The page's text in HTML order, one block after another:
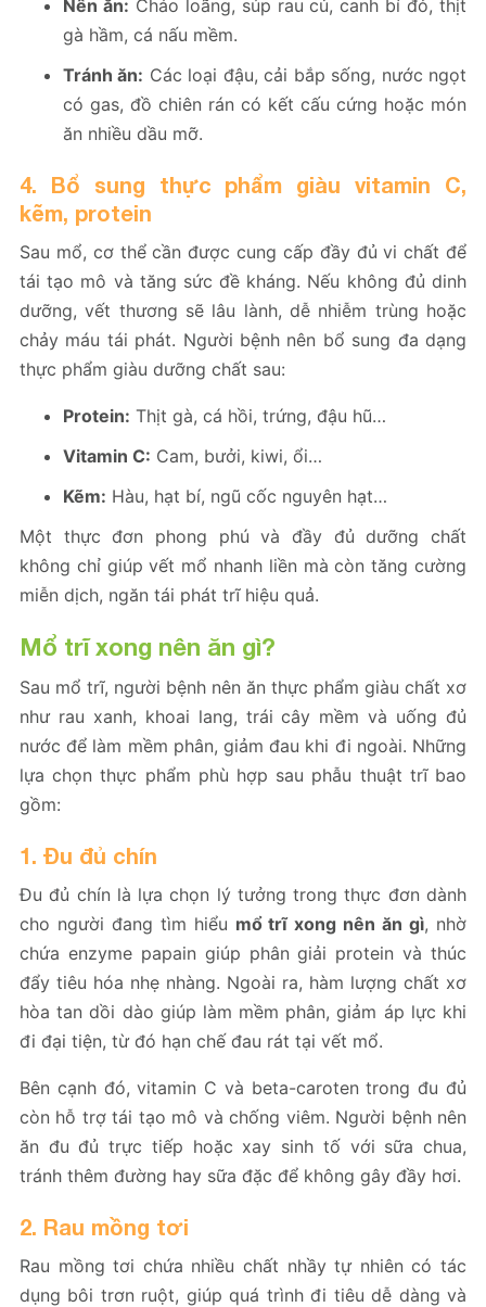
Nên ăn: Cháo loãng, súp rau củ, canh bí đỏ, thịt
gà hầm, cá nấu mềm.
Tránh ăn: Các loại đậu, cải bắp sống, nước ngọt
có gas, đồ chiên rán có kết cấu cứng hoặc món
ăn nhiều dầu mỡ.
4. Bổ sung thực phẩm giàu vitamin C,
kẽm, protein
Sau mổ, cơ thể cần được cung cấp đầy đủ vi chất để
tái tạo mô và tăng sức đề kháng. Nếu không đủ dinh
dưỡng, vết thương sẽ lâu lành, dễ nhiễm trùng hoặc
chảy máu tái phát. Người bệnh nên bổ sung đa dạng
thực phẩm giàu dưỡng chất sau:
Protein: Thịt gà, cá hồi, trứng, đậu hũ…
Vitamin C: Cam, bưởi, kiwi, ổi…
Kẽm: Hàu, hạt bí, ngũ cốc nguyên hạt…
Một thực đơn phong phú và đầy đủ dưỡng chất
không chỉ giúp vết mổ nhanh liền mà còn tăng cường
miễn dịch, ngăn tái phát trĩ hiệu quả.
Mổ trĩ xong nên ăn gì?
Sau mổ trĩ, người bệnh nên ăn thực phẩm giàu chất xơ
như rau xanh, khoai lang, trái cây mềm và uống đủ
nước để làm mềm phân, giảm đau khi đi ngoài. Những
lựa chọn thực phẩm phù hợp sau phẫu thuật trĩ bao
gồm:
1. Đu đủ chín
Đu đủ chín là lựa chọn lý tưởng trong thực đơn dành
cho người đang tìm hiểu mổ trĩ xong nên ăn gì, nhờ
chứa enzyme papain giúp phân giải protein và thúc
đẩy tiêu hóa nhẹ nhàng. Ngoài ra, hàm lượng chất xơ
hòa tan dồi dào giúp làm mềm phân, giảm áp lực khi
đi đại tiện, từ đó hạn chế đau rát tại vết mổ.
Bên cạnh đó, vitamin C và beta-caroten trong đu đủ
còn hỗ trợ tái tạo mô và chống viêm. Người bệnh nên
ăn đu đủ trực tiếp hoặc xay sinh tố với sữa chua,
tránh thêm đường hay sữa đặc để không gây đầy hơi.
2. Rau mồng tơi
Rau mồng tơi chứa nhiều chất nhầy tự nhiên có tác
dụng bôi trơn ruột, giúp quá trình đi tiêu dễ dàng và